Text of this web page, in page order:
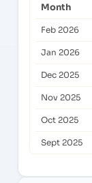
Month
Feb 2026
Jan 2026
Dec 2025
Nov 2025
Oct 2025
Sept 2025